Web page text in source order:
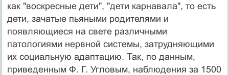
как "воскресные дети", "дети карнавала", то есть
дети, зачатые пьяными родителями и
появляющиеся на свете различными
патологиями нервной системы, затрудняющими
их социальную адаптацию. Так, по данным,
приведенным Ф. Г. Угловым, наблюдения за 1500